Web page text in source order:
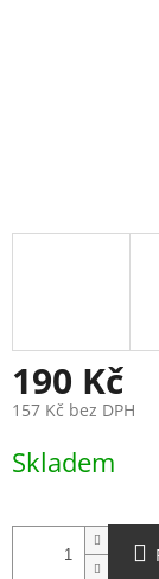
190 Kč
157 Kč bez DPH
cena:
Skladem